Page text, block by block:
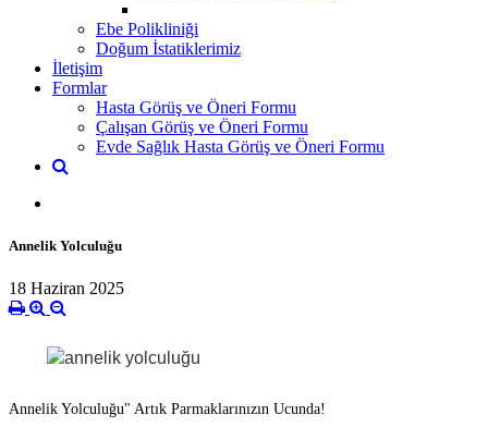
Ebe Polikliniği
Doğum İstatiklerimiz
İletişim
Formlar
Hasta Görüş ve Öneri Formu
Çalışan Görüş ve Öneri Formu
Evde Sağlık Hasta Görüş ve Öneri Formu
Annelik Yolculuğu
18 Haziran 2025
Annelik Yolculuğu" Artık Parmaklarınızın Ucunda!